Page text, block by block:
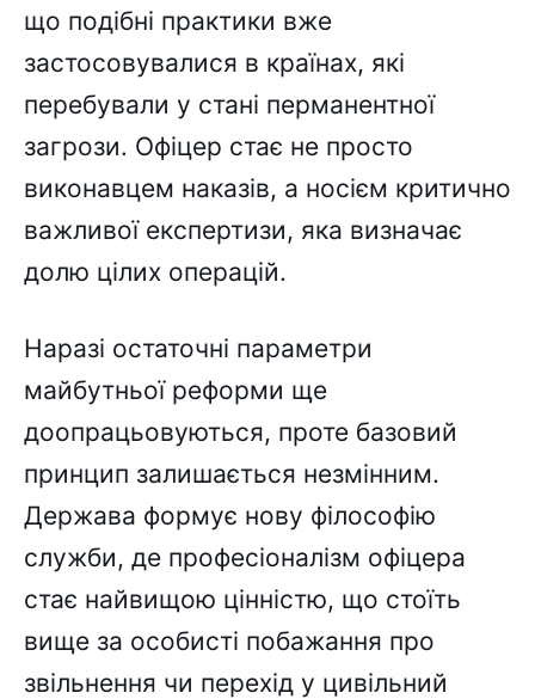
що подібні практики вже
застосовувалися в країнах, які
перебували у стані перманентної
загрози. Офіцер стає не просто
виконавцем наказів, а носієм критично
важливої експертизи, яка визначає
долю цілих операцій.
Наразі остаточні параметри
майбутньої реформи ще
доопрацьовуються, проте базовий
принцип залишається незмінним.
Держава формує нову філософію
служби, де професіоналізм офіцера
стає найвищою цінністю, що стоїть
вище за особисті побажання про
звільнення чи перехід у цивільний